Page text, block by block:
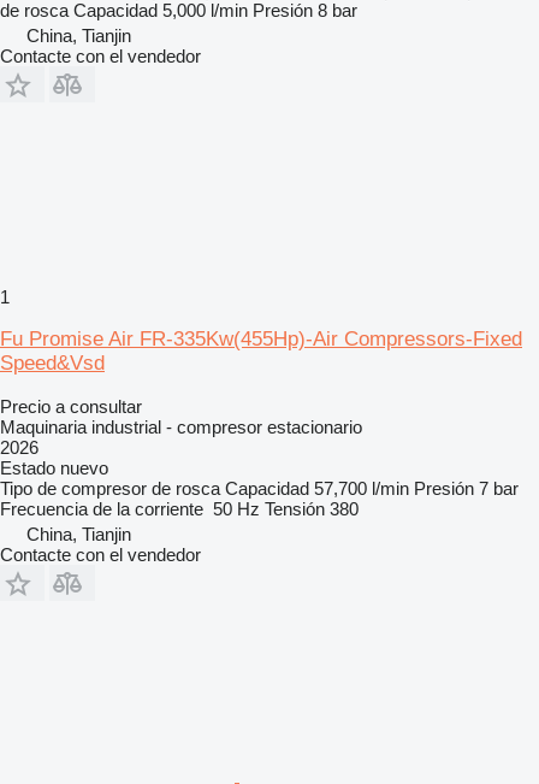
de rosca Capacidad 5,000 l/min Presión 8 bar
China, Tianjin
Contacte con el vendedor
1
Fu Promise Air FR-335Kw(455Hp)-Air Compressors-Fixed
Speed&Vsd
Precio a consultar
Maquinaria industrial - compresor estacionario
2026
Estado nuevo
Tipo de compresor de rosca Capacidad 57,700 l/min Presión 7 bar
Frecuencia de la corriente 50 Hz Tensión 380
China, Tianjin
Contacte con el vendedor